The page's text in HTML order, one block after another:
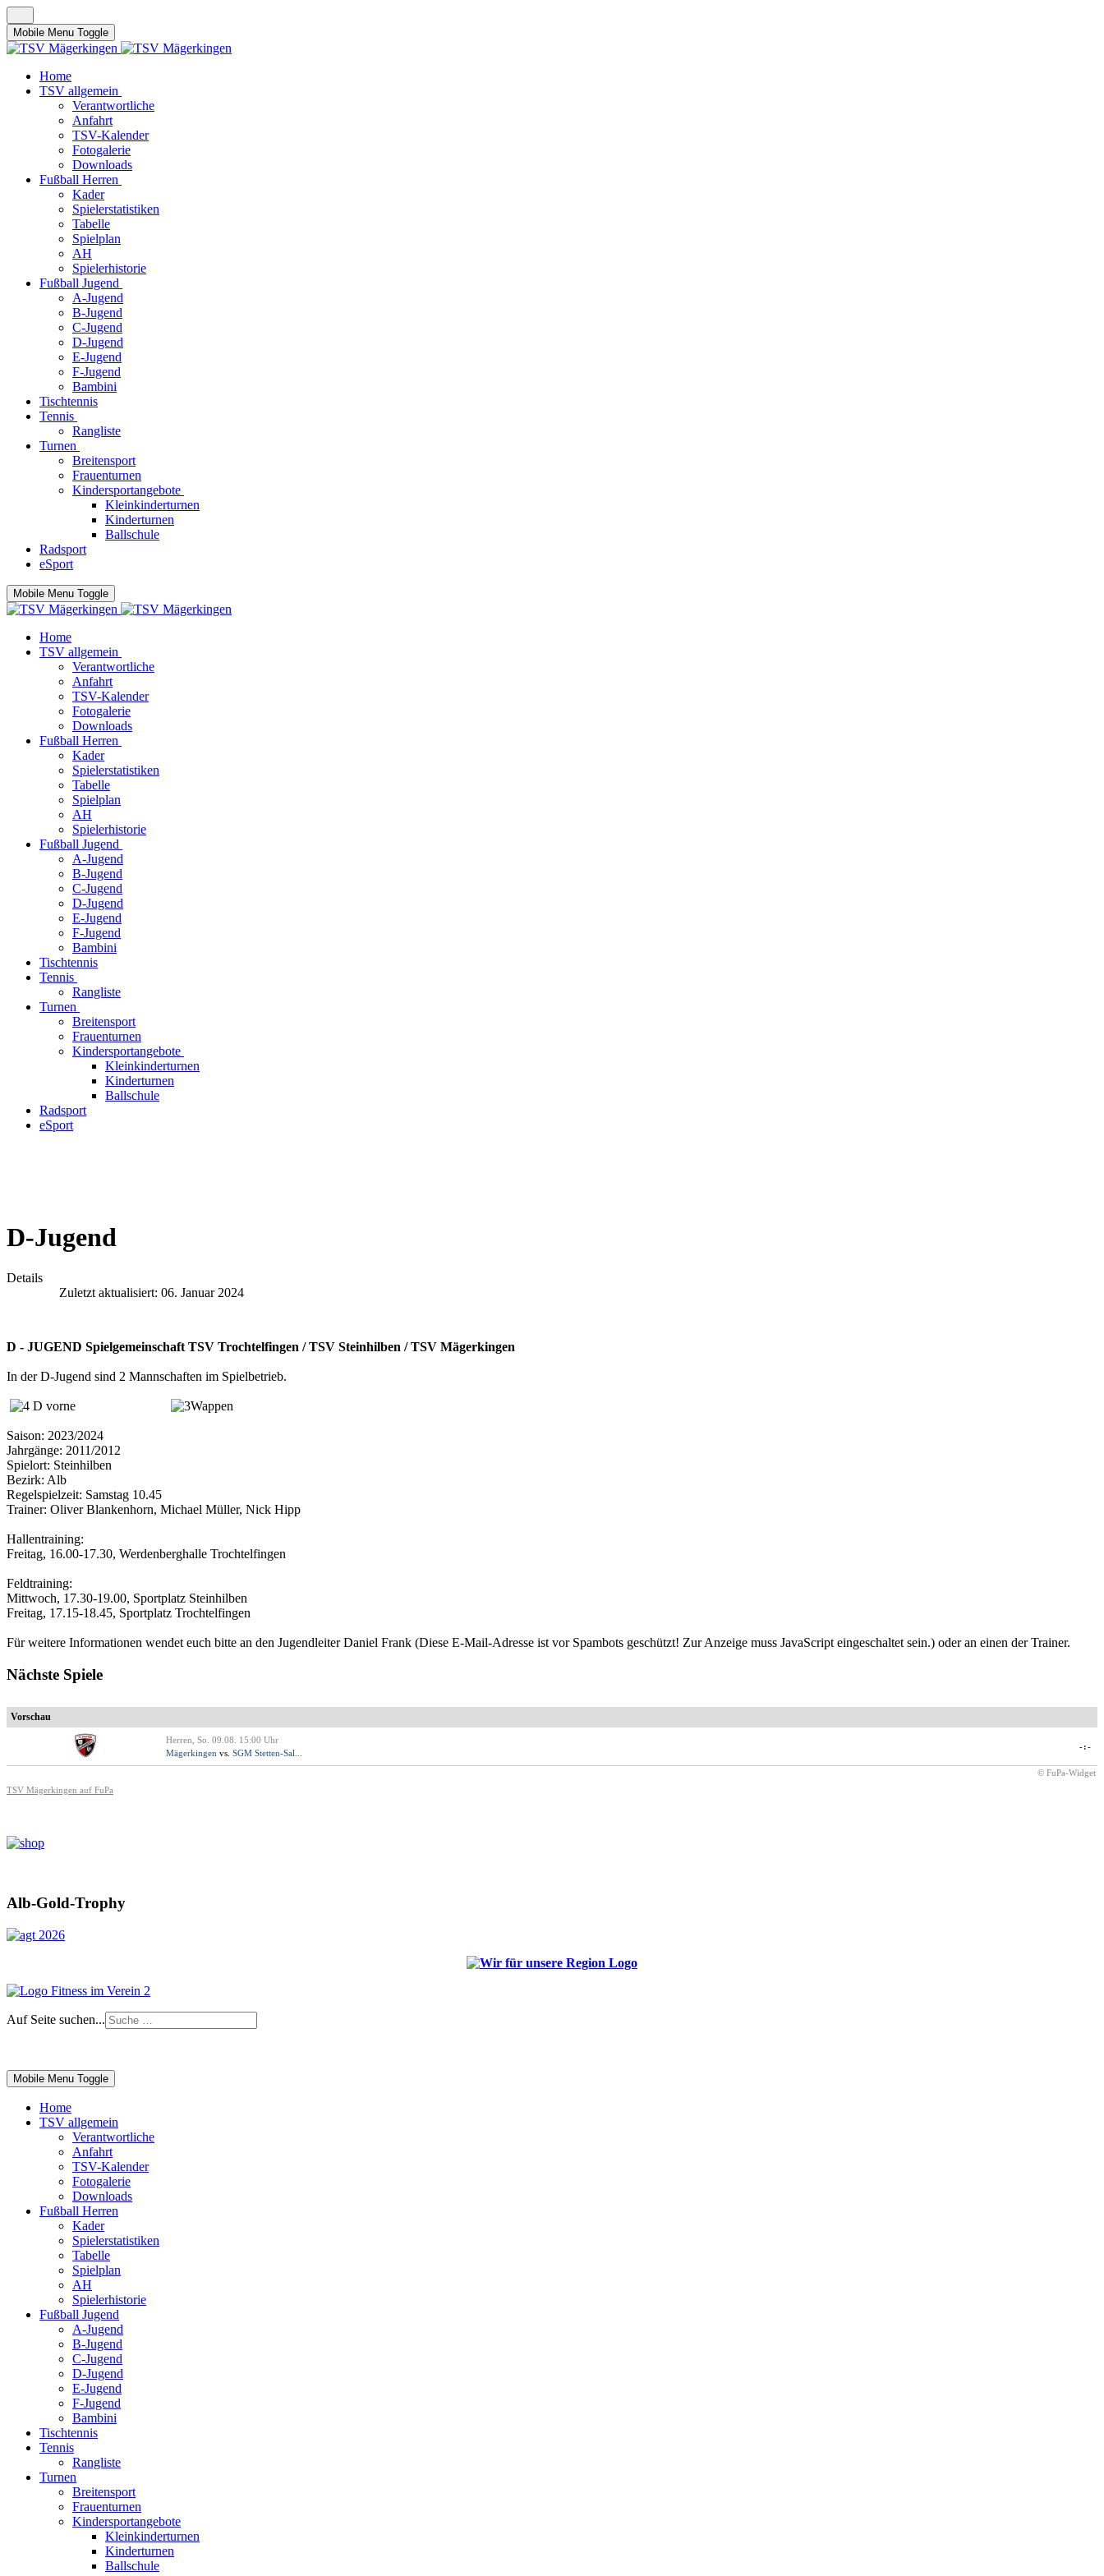
Mobile Menu Toggle
Home
TSV allgemein
Verantwortliche
Anfahrt
TSV-Kalender
Fotogalerie
Downloads
Fußball Herren
Kader
Spielerstatistiken
Tabelle
Spielplan
AH
Spielerhistorie
Fußball Jugend
A-Jugend
B-Jugend
C-Jugend
D-Jugend
E-Jugend
F-Jugend
Bambini
Tischtennis
Tennis
Rangliste
Turnen
Breitensport
Frauenturnen
Kindersportangebote
Kleinkinderturnen
Kinderturnen
Ballschule
Radsport
eSport
Mobile Menu Toggle
Home
TSV allgemein
Verantwortliche
Anfahrt
TSV-Kalender
Fotogalerie
Downloads
Fußball Herren
Kader
Spielerstatistiken
Tabelle
Spielplan
AH
Spielerhistorie
Fußball Jugend
A-Jugend
B-Jugend
C-Jugend
D-Jugend
E-Jugend
F-Jugend
Bambini
Tischtennis
Tennis
Rangliste
Turnen
Breitensport
Frauenturnen
Kindersportangebote
Kleinkinderturnen
Kinderturnen
Ballschule
Radsport
eSport
D-Jugend
Details
Zuletzt aktualisiert: 06. Januar 2024
D - JUGEND Spielgemeinschaft TSV Trochtelfingen / TSV Steinhilben /TSV Mägerkingen
In der D-Jugend sind 2 Mannschaften im Spielbetrieb.
Saison: 2023/2024
Jahrgänge: 2011/2012
Spielort: Steinhilben
Bezirk: Alb
Regelspielzeit: Samstag 10.45
Trainer: Oliver Blankenhorn, Michael Müller, Nick Hipp
Hallentraining:
Freitag, 16.00-17.30, Werdenberghalle Trochtelfingen
Feldtraining:
Mittwoch, 17.30-19.00, Sportplatz Steinhilben
Freitag, 17.15-18.45, Sportplatz Trochtelfingen
Für weitere Informationen wendet euch bitte an den Jugendleiter Daniel Frank (Diese E-Mail-Adresse ist vor Spambots geschützt! Zur Anzeige muss JavaScript eingeschaltet sein.) oder an einen der Trainer.
Nächste Spiele
Vorschau
Herren, So. 09.08. 15:00 Uhr
Mägerkingen vs. SGM Stetten-Sal...
-:-
© FuPa-Widget
TSV Mägerkingen auf FuPa
Alb-Gold-Trophy
Auf Seite suchen...
Mobile Menu Toggle
Home
TSV allgemein
Verantwortliche
Anfahrt
TSV-Kalender
Fotogalerie
Downloads
Fußball Herren
Kader
Spielerstatistiken
Tabelle
Spielplan
AH
Spielerhistorie
Fußball Jugend
A-Jugend
B-Jugend
C-Jugend
D-Jugend
E-Jugend
F-Jugend
Bambini
Tischtennis
Tennis
Rangliste
Turnen
Breitensport
Frauenturnen
Kindersportangebote
Kleinkinderturnen
Kinderturnen
Ballschule